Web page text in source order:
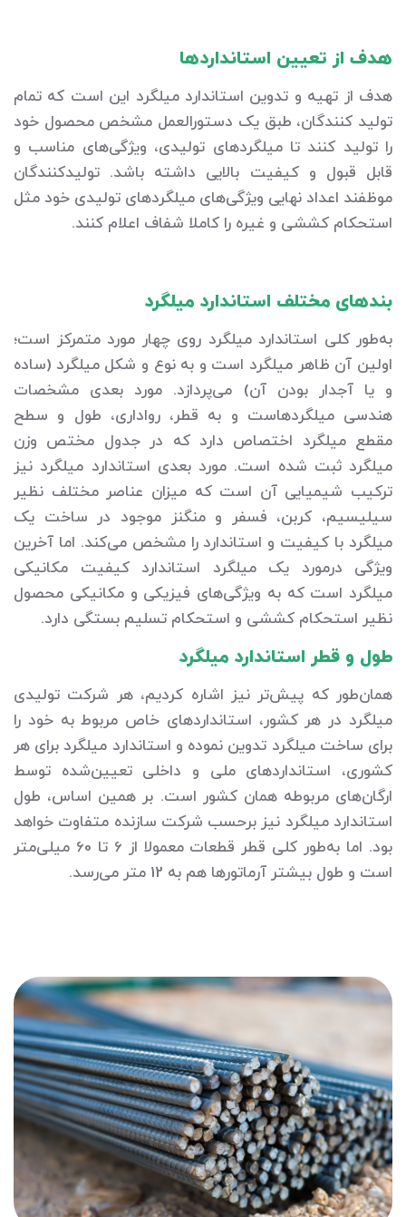
هدف از تعیین استانداردها
هدف از تهیه و تدوین استاندارد میلگرد این است که تمام
تولید کنندگان، طبق یک دستورالعمل مشخص محصول خود
را تولید کنند تا میلگردهای تولیدی، ویژگی‌های مناسب و
قابل قبول و کیفیت بالایی داشته باشد. تولیدکنندگان
موظفند اعداد نهایی ویژگی‌های میلگردهای تولیدی خود مثل
استحکام کششی و غیره را کاملا شفاف اعلام کنند.
بندهای مختلف استاندارد میلگرد
به‌طور کلی استاندارد میلگرد روی چهار مورد متمرکز است؛
اولین آن ظاهر میلگرد است و به نوع و شکل میلگرد (ساده
و یا آجدار بودن آن) می‌پردازد. مورد بعدی مشخصات
هندسی میلگردهاست و به قطر، رواداری، طول و سطح
مقطع میلگرد اختصاص دارد که در جدول مختص وزن
میلگرد ثبت شده است. مورد بعدی استاندارد میلگرد نیز
ترکیب شیمیایی آن است که میزان عناصر مختلف نظیر
سیلیسیم، کربن، فسفر و منگنز موجود در ساخت یک
میلگرد با کیفیت و استاندارد را مشخص می‌کند. اما آخرین
ویژگی درمورد یک میلگرد استاندارد کیفیت مکانیکی
میلگرد است که به ویژگی‌های فیزیکی و مکانیکی محصول
نظیر استحکام کششی و استحکام تسلیم بستگی دارد.
طول و قطر استاندارد میلگرد
همان‌طور که پیش‌تر نیز اشاره کردیم، هر شرکت تولیدی
میلگرد در هر کشور، استانداردهای خاص مربوط به خود را
برای ساخت میلگرد تدوین نموده و استاندارد میلگرد برای هر
کشوری، استانداردهای ملی و داخلی تعیین‌شده توسط
ارگان‌های مربوطه همان کشور است. بر همین اساس، طول
استاندارد میلگرد نیز برحسب شرکت سازنده متفاوت خواهد
بود. اما به‌طور کلی قطر قطعات معمولا از 6 تا 60 میلی‌متر
است و طول بیشتر آرماتورها هم به 12 متر می‌رسد.